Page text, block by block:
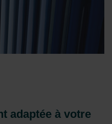
adaptée à votre